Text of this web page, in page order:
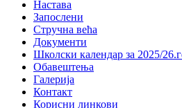
Настава
Запослени
Стручна већа
Документи
Школски календар за 2025/
Обавештења
Галерија
Контакт
Корисни линкови